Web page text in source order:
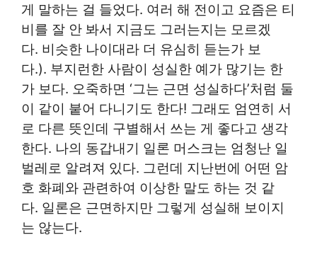
게 말하는 걸 들었다. 여러 해 전이고 요즘은 티
비를 잘 안 봐서 지금도 그러는지는 모르겠
다. 비슷한 나이대라 더 유심히 듣는가 보
다.). 부지런한 사람이 성실한 예가 많기는 한
가 보다. 오죽하면 ‘그는 근면 성실하다’처럼 둘
이 같이 붙어 다니기도 한다! 그래도 엄연히 서
로 다른 뜻인데 구별해서 쓰는 게 좋다고 생각
한다. 나의 동갑내기 일론 머스크는 엄청난 일
벌레로 알려져 있다. 그런데 지난번에 어떤 암
호 화폐와 관련하여 이상한 말도 하는 것 같
다. 일론은 근면하지만 그렇게 성실해 보이지
는 않는다.